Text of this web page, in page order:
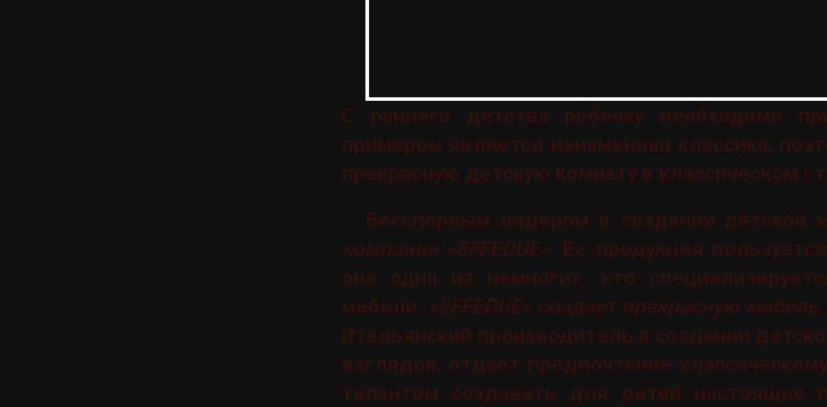
С раннего детства ребенку необходимо
примером является неизменная классика,
прекрасную детскую комнату в классическом
Бесспорным лидером в создании детской
компания «EFFEDUE» . Ее продукция
она одна из немногих, кто
мебели. «EFFEDUE» создает прекрасную мебель
Итальянский производитель в создании
взглядов, отдает предпочтение
талантом создавать для детей настоящие